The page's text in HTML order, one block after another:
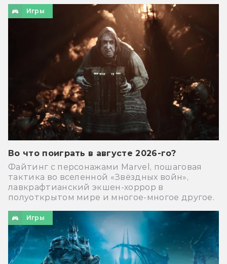
Игры
Во что поиграть в августе 2026-го?
Файтинг с персонажами Marvel, пошаговая
тактика во вселенной «Звёздных войн»,
лавкрафтианский экшен-хоррор в
полуоткрытом мире и многое-многое другое.
Игры